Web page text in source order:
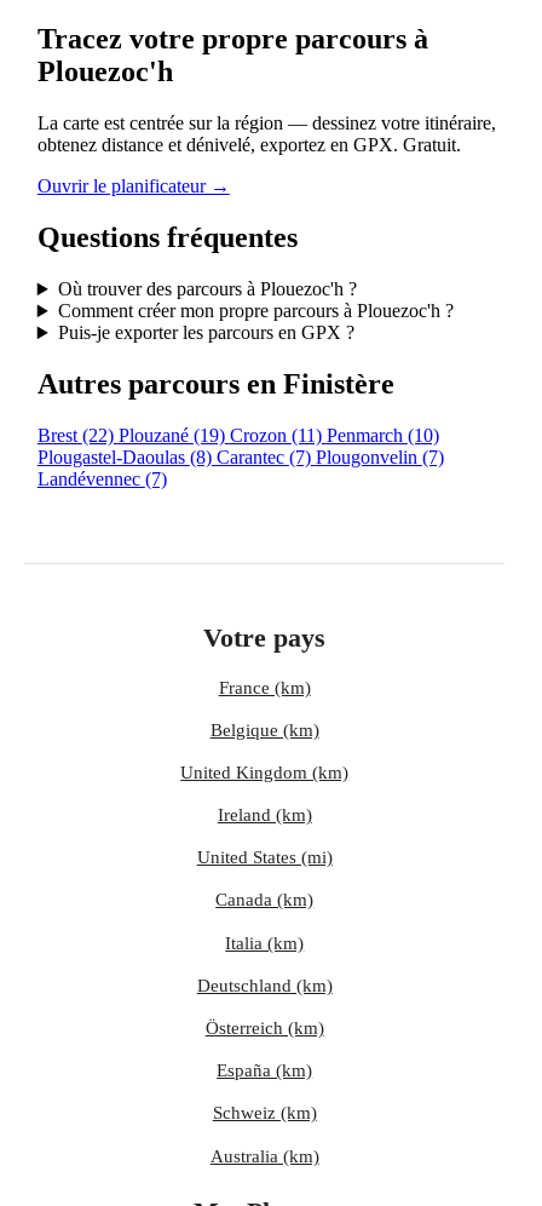
Tracez votre propre parcours à
Plouezoc'h
La carte est centrée sur la région — dessinez votre itinéraire,
obtenez distance et dénivelé, exportez en GPX. Gratuit.
Ouvrir le planificateur →
Questions fréquentes
Où trouver des parcours à Plouezoc'h ?
Comment créer mon propre parcours à Plouezoc'h ?
Puis-je exporter les parcours en GPX ?
Autres parcours en Finistère
Brest (22) Plouzané (19) Crozon (11) Penmarch (10)
Plougastel-Daoulas (8) Carantec (7) Plougonvelin (7)
Landévennec (7)
Votre pays
France (km)
Belgique (km)
United Kingdom (km)
Ireland (km)
United States (mi)
Canada (km)
Italia (km)
Deutschland (km)
Österreich (km)
España (km)
Schweiz (km)
Australia (km)